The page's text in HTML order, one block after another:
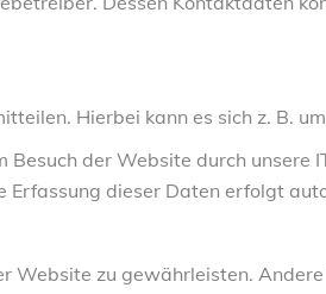
Hierbei kann es sich z. B.
der Website durch unsere
dieser Daten erfolgt
Website zu gewährleisten.